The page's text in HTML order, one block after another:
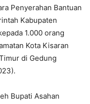
Penyerahan Bantuan
Kabupaten
1.000 orang
Kota Kisaran
di Gedung
Bupati Asahan